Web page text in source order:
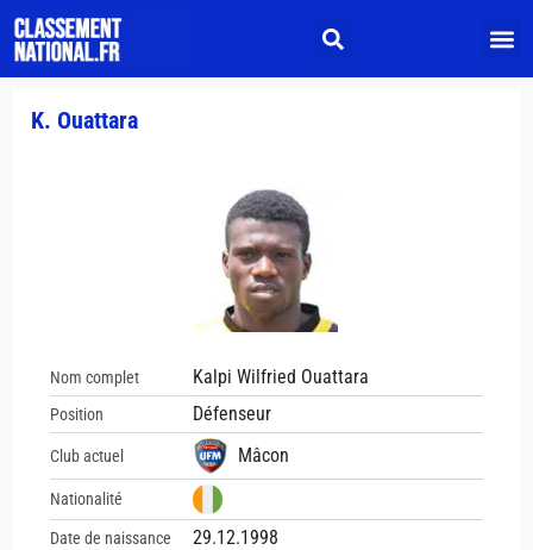
K. Ouattara
Nom complet Kalpi Wilfried Ouattara
Position Défenseur
Club actuel Mâcon
Nationalité
Date de naissance 29.12.1998